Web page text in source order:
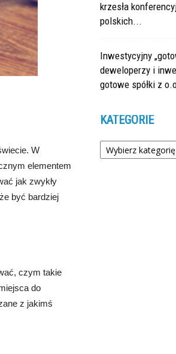
W
elementem
jak zwykły
być bardziej
czym takie
do
z jakimś
krzesła
polskich...
Inwestycyjny
deweloperzy i
gotowe spółki z
KATEGORIE
Kategorie